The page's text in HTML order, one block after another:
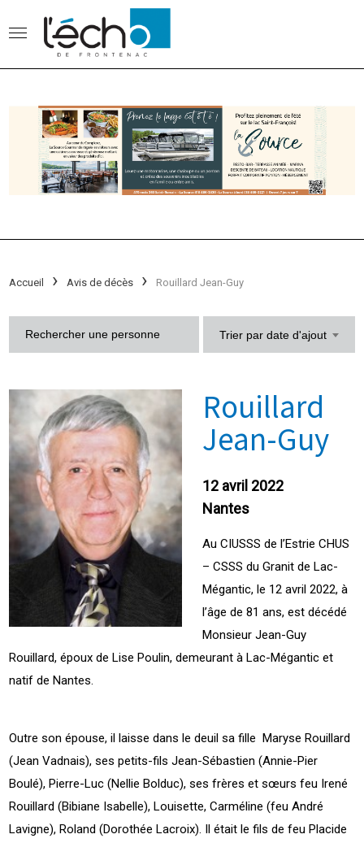
Accueil Avis de décès Rouillard Jean-Guy
Trier par date d'ajout
Rouillard
Jean-Guy
12 avril 2022
Nantes
Au CIUSSS de l’Estrie CHUS
– CSSS du Granit de Lac-
Mégantic, le 12 avril 2022, à
l’âge de 81 ans, est décédé
Monsieur Jean-Guy
Rouillard, époux de Lise Poulin, demeurant à Lac-Mégantic et
natif de Nantes.
Outre son épouse, il laisse dans le deuil sa fille Maryse Rouillard
(Jean Vadnais), ses petits-fils Jean-Sébastien (Annie-Pier
Boulé), Pierre-Luc (Nellie Bolduc), ses frères et sœurs feu Irené
Rouillard (Bibiane Isabelle), Louisette, Carméline (feu André
Lavigne), Roland (Dorothée Lacroix). Il était le fils de feu Placide